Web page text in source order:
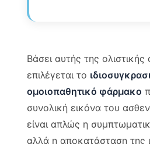
Βάσει αυτής της ολιστικής
επιλέγεται το
ομοιοπαθητικό φάρμακο
συνολική εικόνα του
είναι απλώς η
αλλά η αποκατάσταση της